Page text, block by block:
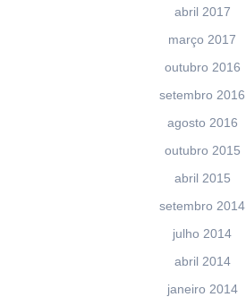
abril 2017
março 2017
outubro 2016
setembro 2016
agosto 2016
outubro 2015
abril 2015
setembro 2014
julho 2014
abril 2014
janeiro 2014